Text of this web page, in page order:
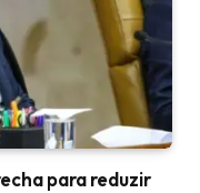
para reduzir